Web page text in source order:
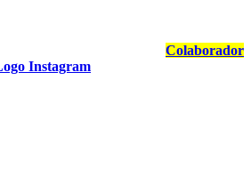
Colaborador